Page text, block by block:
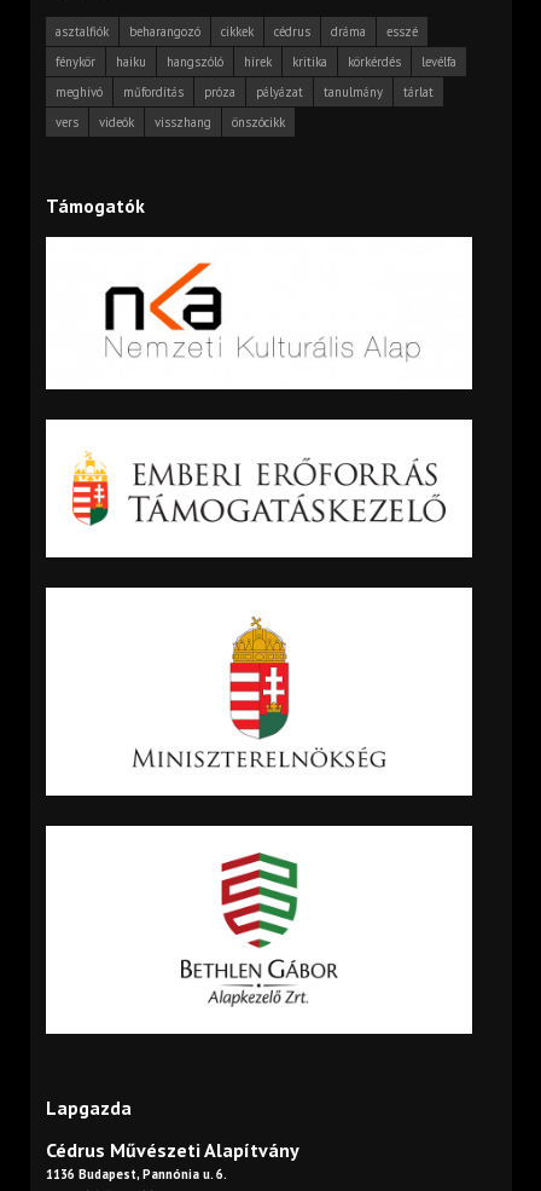
asztalfiók beharangozó cikkek cédrus dráma
esszé
fénykör
haiku hangszóló hírek kritika körkérdés
levélfa
meghívó
műfordítás próza pályázat tanulmány
tárlat
vers
videók visszhang önszócikk
Támogatók
Lapgazda
Cédrus Művészeti Alapítvány
1136 Budapest, Pannónia u. 6.